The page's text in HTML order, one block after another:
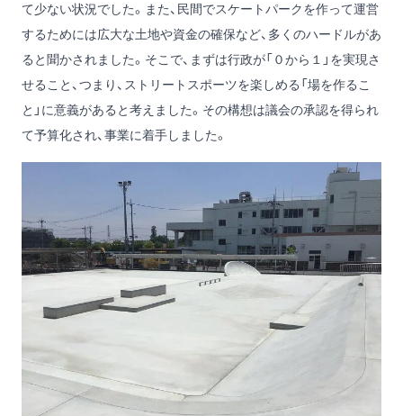
て少ない状況でした。また、民間でスケートパークを作って運営
するためには広大な土地や資金の確保など、多くのハードルがあ
ると聞かされました。そこで、まずは行政が「０から１」を実現さ
せること、つまり、ストリートスポーツを楽しめる「場を作るこ
と」に意義があると考えました。その構想は議会の承認を得られ
て予算化され、事業に着手しました。